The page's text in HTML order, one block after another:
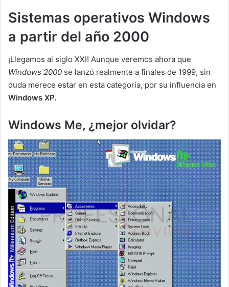
Sistemas operativos Windows
a partir del año 2000
¡Llegamos al siglo XXI! Aunque veremos ahora que
Windows 2000 se lanzó realmente a finales de 1999, sin
duda merece estar en esta categoría, por su influencia en
Windows XP.
Windows Me, ¿mejor olvidar?